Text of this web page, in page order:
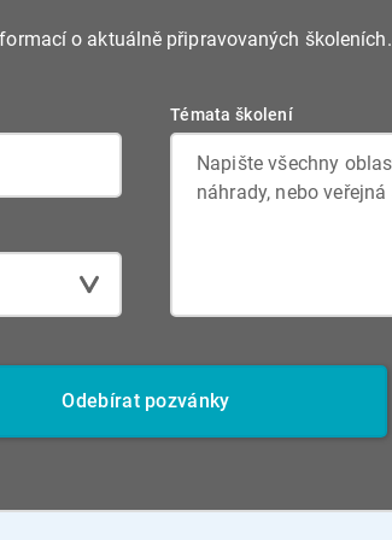
o aktuálně připravovaných školeních.
Témata školení
Odebírat pozvánky